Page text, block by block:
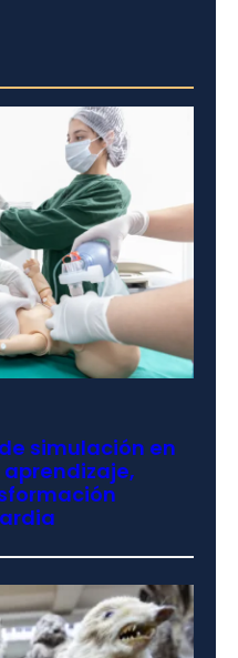
simulación en